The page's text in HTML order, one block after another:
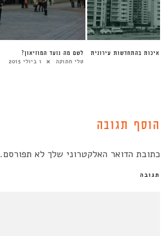
לשם מה נועד המוזיאון?
טלי חתוקה 1 ביולי 2015
איכות בהתחדשות עירונית
הוסף תגובה
כתובת הדואר האלקטרוני שלך לא תפורסם.
תגובה